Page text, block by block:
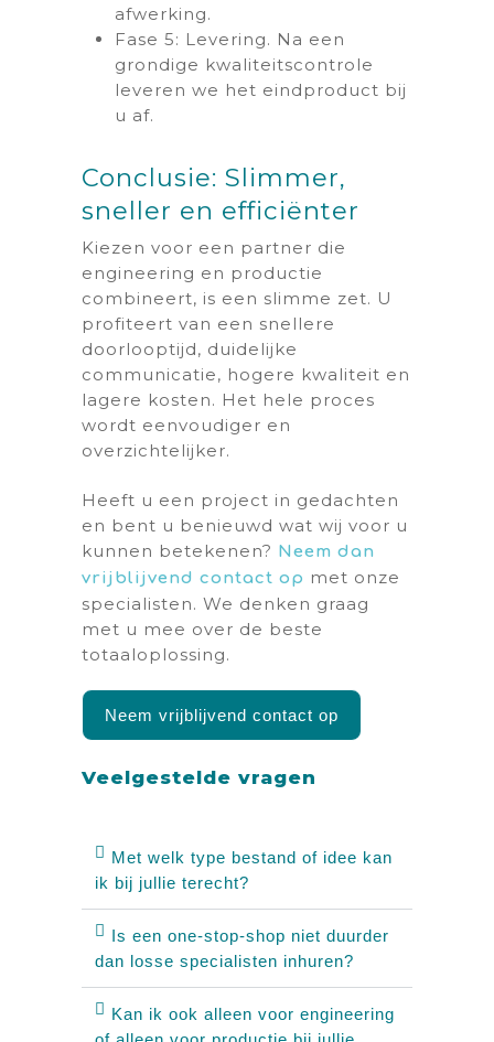
afwerking.
Fase 5: Levering. Na een
grondige kwaliteitscontrole
leveren we het eindproduct bij
u af.
Conclusie: Slimmer,
sneller en efficiënter
Kiezen voor een partner die
engineering en productie
combineert, is een slimme zet. U
profiteert van een snellere
doorlooptijd, duidelijke
communicatie, hogere kwaliteit en
lagere kosten. Het hele proces
wordt eenvoudiger en
overzichtelijker.
Heeft u een project in gedachten
en bent u benieuwd wat wij voor u
kunnen betekenen? Neem dan
vrijblijvend contact op met onze
specialisten. We denken graag
met u mee over de beste
totaaloplossing.
Neem vrijblijvend contact op
Veelgestelde vragen
Met welk type bestand of idee kan
ik bij jullie terecht?
Is een one-stop-shop niet duurder
dan losse specialisten inhuren?
Kan ik ook alleen voor engineering